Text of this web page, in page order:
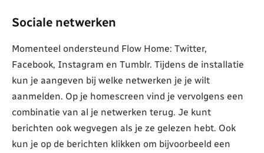
Sociale netwerken
Momenteel ondersteund Flow Home: Twitter,
Facebook, Instagram en Tumblr. Tijdens de installatie
kun je aangeven bij welke netwerken je je wilt
aanmelden. Op je homescreen vind je vervolgens een
combinatie van al je netwerken terug. Je kunt
berichten ook wegvegen als je ze gelezen hebt. Ook
kun je op de berichten klikken om bijvoorbeeld een